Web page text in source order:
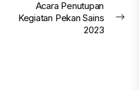
Acara Penutupan
Kegiatan Pekan Sains
2023